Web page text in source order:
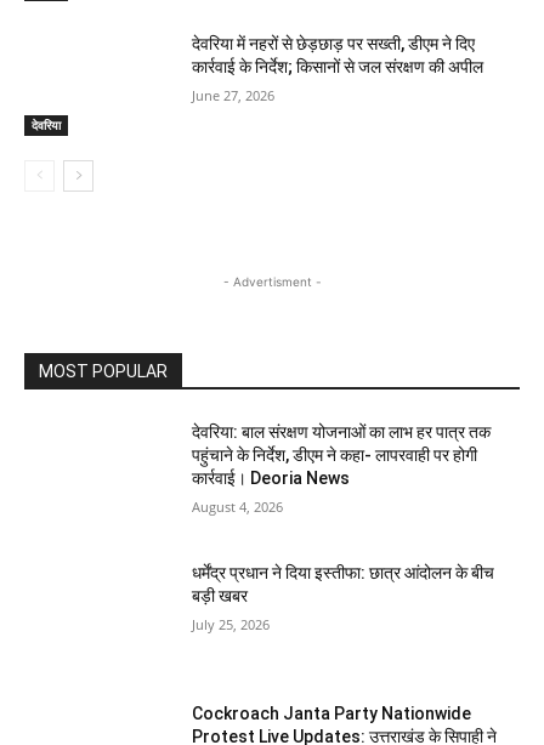
देवरिया
देवरिया में नहरों से छेड़छाड़ पर सख्ती, डीएम ने दिए
कार्रवाई के निर्देश; किसानों से जल संरक्षण की अपील
June 27, 2026
- Advertisment -
MOST POPULAR
देवरिया: बाल संरक्षण योजनाओं का लाभ हर पात्र तक
पहुंचाने के निर्देश, डीएम ने कहा- लापरवाही पर होगी
कार्रवाई। Deoria News
August 4, 2026
धर्मेंद्र प्रधान ने दिया इस्तीफा: छात्र आंदोलन के बीच
बड़ी खबर
July 25, 2026
Cockroach Janta Party Nationwide
Protest Live Updates: उत्तराखंड के सिपाही ने